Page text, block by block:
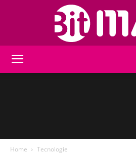
Home Tecnologie